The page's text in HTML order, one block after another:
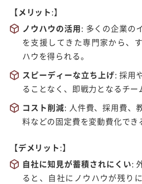
【メリット:】
ノウハウの活用: 多くの企業の
を支援してきた専門家から、
ハウを得られる。
スピーディーな立ち上げ:採用
ることなく、即戦力となるチー
コスト削減: 人件費、採用費、
料などの固定費を変動費化でき
【デメリット:】
自社に知見が蓄積されにくい:
ると、自社にノウハウが残り